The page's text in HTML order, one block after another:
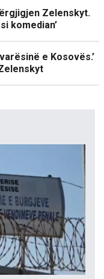
Zelenskyt.
komedian’
e Kosovës.’